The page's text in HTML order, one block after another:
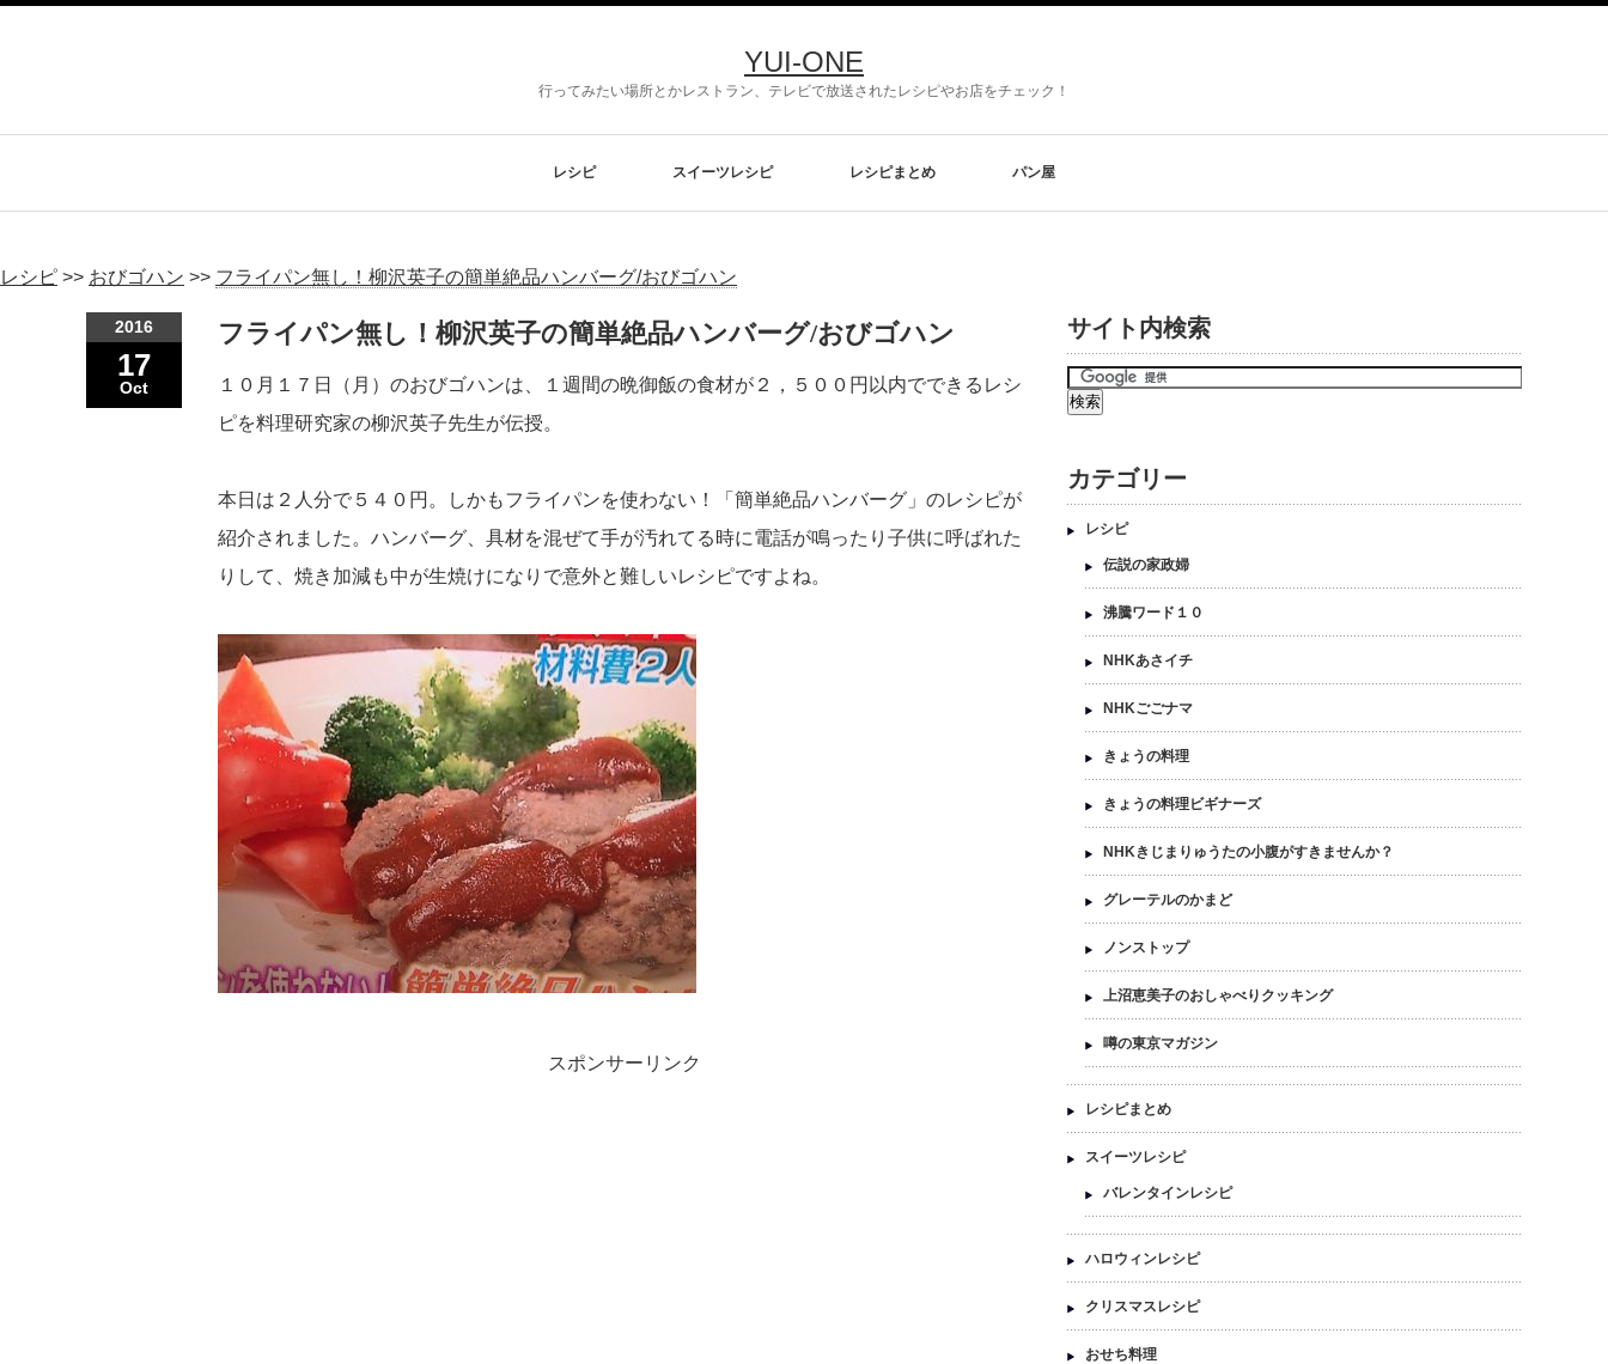
YUI-ONE
行ってみたい場所とかレストラン、テレビで放送されたレシピやお店をチェック！
レシピ スイーツレシピ レシピまとめ パン屋
レシピ >> おびゴハン >> フライパン無し！柳沢英子の簡単絶品ハンバーグ/おびゴハン
2016
17
Oct
フライパン無し！柳沢英子の簡単絶品ハンバーグ/おびゴハン
１０月１７日（月）のおびゴハンは、１週間の晩御飯の食材が２，５００円以内でできるレシ
ピを料理研究家の柳沢英子先生が伝授。
本日は２人分で５４０円。しかもフライパンを使わない！「簡単絶品ハンバーグ」のレシピが
紹介されました。ハンバーグ、具材を混ぜて手が汚れてる時に電話が鳴ったり子供に呼ばれた
りして、焼き加減も中が生焼けになりで意外と難しいレシピですよね。
スポンサーリンク
サイト内検索
カテゴリー
レシピ
伝説の家政婦
沸騰ワード１０
NHKあさイチ
NHKごごナマ
きょうの料理
きょうの料理ビギナーズ
NHKきじまりゅうたの小腹がすきませんか？
グレーテルのかまど
ノンストップ
上沼恵美子のおしゃべりクッキング
噂の東京マガジン
レシピまとめ
スイーツレシピ
バレンタインレシピ
ハロウィンレシピ
クリスマスレシピ
おせち料理